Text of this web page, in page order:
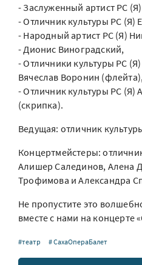
- Заслуженный артист РС
- Отличник культуры РС (Я)
- Народный артист РС (Я)
- Дионис Виноградский,
- Отличники культуры РС
Вячеслав Воронин
- Отличник культуры РС (Я)
(скрипка).
Ведущая: отличник
Концертмейстеры:
Алишер Салединов, Алена
Трофимова и Александра
Не пропустите это
вместе с нами на концерте
#театр # СахаОпераБалет